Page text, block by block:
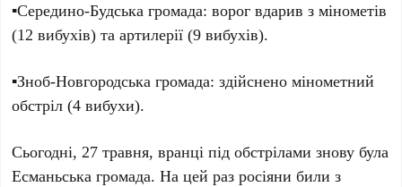
▪️Середино-Будська громада: ворог вдарив з мінометів
(12 вибухів) та артилерії (9 вибухів).
▪️Зноб-Новгородська громада: здійснено мінометний
обстріл (4 вибухи).
Сьогодні, 27 травня, вранці під обстрілами знову була
Есманьська громада. На цей раз росіяни били з